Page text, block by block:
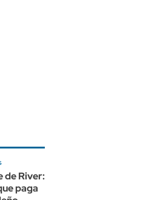
de River:
paga